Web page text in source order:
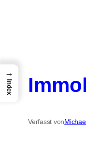
Verfasst von
→
Index